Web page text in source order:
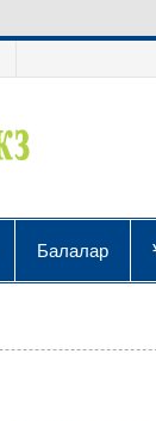
Балалар